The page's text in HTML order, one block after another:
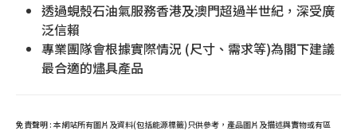
透過蜆殼石油氣服務香港及澳門超過半世紀，深受廣
泛信賴
專業團隊會根據實際情況 (尺寸、需求等)為閣下建議
最合適的燼具產品
免責聲明 : 本網站所有圖片及資料(包括能源標籤)只供參考，產品圖片及描述與實物或有區